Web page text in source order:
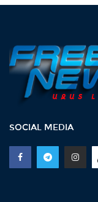
SOCIAL MEDIA